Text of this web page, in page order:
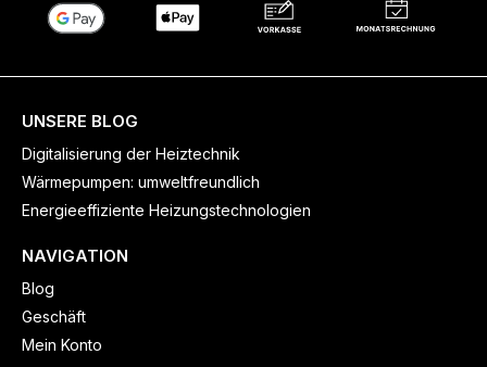
UNSERE BLOG
Digitalisierung der Heiztechnik
Wärmepumpen: umweltfreundlich
Energieeffiziente Heizungstechnologien
NAVIGATION
Blog
Geschäft
Mein Konto